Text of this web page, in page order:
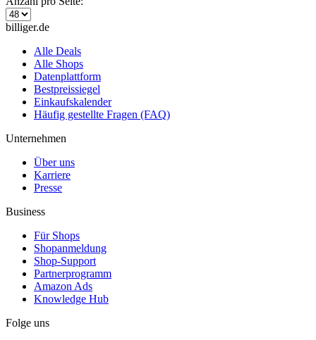
billiger.de
Alle Deals
Alle Shops
Datenplattform
Bestpreissiegel
Einkaufskalender
Häufig gestellte Fragen (FAQ)
Unternehmen
Über uns
Karriere
Presse
Business
Für Shops
Shopanmeldung
Shop-Support
Partnerprogramm
Amazon Ads
Knowledge Hub
Folge uns